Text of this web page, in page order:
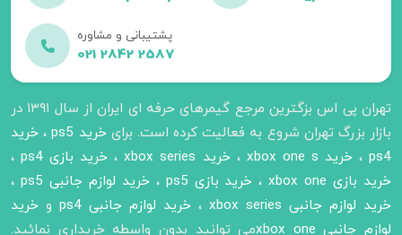
پشتیبانی و مشاوره
021 2842 2587
تهران پی اس بزگترین مرجع گیمرهای حرفه ای ایران از سال ۱۳۹۱ در
بازار بزرگ تهران شروع به فعالیت کرده است. برایخرید ps5 ، خرید
ps4 ،خرید xbox one s ،خرید xbox series ، خرید بازی ps4
،
خرید بازی xbox one
، خرید بازی ps5 ،خرید لوازم جانبی ps5
،
خرید لوازم جانبی xbox series
، خرید لوازم جانبی ps4 و خرید
لوازم جانبی xbox one
می توانید بدون واسطه خریداری نمائید.